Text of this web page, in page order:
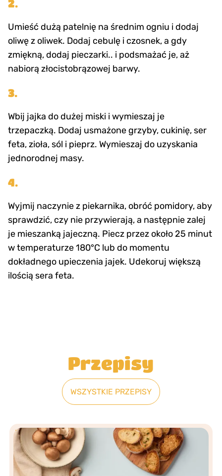
2.
Umieść dużą patelnię na średnim ogniu i dodaj
oliwę z oliwek. Dodaj cebulę i czosnek, a gdy
zmiękną, dodaj pieczarki.. i podsmażać je, aż
nabiorą złocistobrązowej barwy.
3.
Wbij jajka do dużej miski i wymieszaj je
trzepaczką. Dodaj usmażone grzyby, cukinię, ser
feta, zioła, sól i pieprz. Wymieszaj do uzyskania
jednorodnej masy.
4.
Wyjmij naczynie z piekarnika, obróć pomidory, aby
sprawdzić, czy nie przywierają, a następnie zalej
je mieszanką jajeczną. Piecz przez około 25 minut
w temperaturze 180°C lub do momentu
dokładnego upieczenia jajek. Udekoruj większą
ilością sera feta.
Przepisy
WSZYSTKIE PRZEPISY